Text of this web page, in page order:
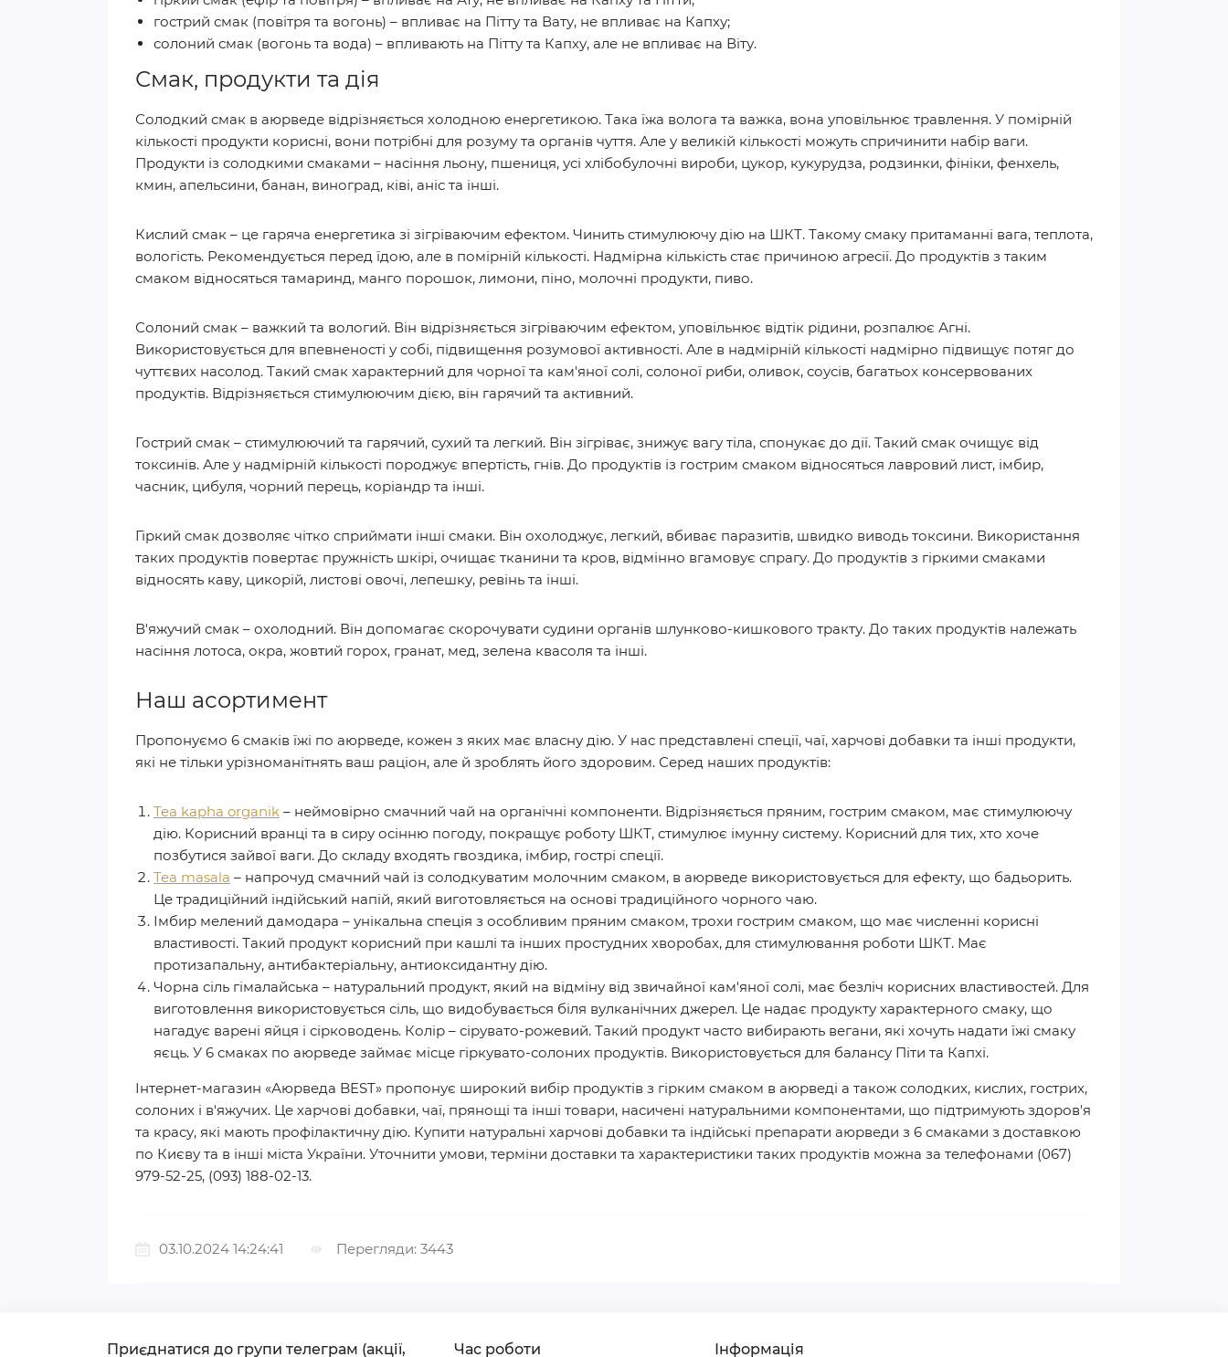
гострий смак (повітря та вогонь) – впливає на Пітту та Вату, не впливає на Капху;
солоний смак (вогонь та вода) – впливають на Пітту та Капху, але не впливає на Віту.
Смак, продукти та дія
Солодкий смак в аюрведе відрізняється холодною енергетикою. Така їжа волога та важка, вона уповільнює травлення. У помірній
кількості продукти корисні, вони потрібні для розуму та органів чуття. Але у великій кількості можуть спричинити набір ваги.
Продукти із солодкими смаками – насіння льону, пшениця, усі хлібобулочні вироби, цукор, кукурудза, родзинки, фініки, фенхель,
кмин, апельсини, банан, виноград, ківі, аніс та інші.
Кислий смак – це гаряча енергетика зі зігріваючим ефектом. Чинить стимулюючу дію на ШКТ. Такому смаку притаманні вага, теплота,
вологість. Рекомендується перед їдою, але в помірній кількості. Надмірна кількість стає причиною агресії. До продуктів з таким
смаком відносяться тамаринд, манго порошок, лимони, піно, молочні продукти, пиво.
Солоний смак – важкий та вологий. Він відрізняється зігріваючим ефектом, уповільнює відтік рідини, розпалює Агні.
Використовується для впевненості у собі, підвищення розумової активності. Але в надмірній кількості надмірно підвищує потяг до
чуттєвих насолод. Такий смак характерний для чорної та кам'яної солі, солоної риби, оливок, соусів, багатьох консервованих
продуктів. Відрізняється стимулюючим дією, він гарячий та активний.
Гострий смак – стимулюючий та гарячий, сухий та легкий. Він зігріває, знижує вагу тіла, спонукає до дії. Такий смак очищує від
токсинів. Але у надмірній кількості породжує впертість, гнів. До продуктів із гострим смаком відносяться лавровий лист, імбир,
часник, цибуля, чорний перець, коріандр та інші.
Гіркий смак дозволяє чітко сприймати інші смаки. Він охолоджує, легкий, вбиває паразитів, швидко виводь токсини. Використання
таких продуктів повертає пружність шкірі, очищає тканини та кров, відмінно вгамовує спрагу. До продуктів з гіркими смаками
відносять каву, цикорій, листові овочі, лепешку, ревінь та інші.
В'яжучий смак – охолодний. Він допомагає скорочувати судини органів шлунково-кишкового тракту. До таких продуктів належать
насіння лотоса, окра, жовтий горох, гранат, мед, зелена квасоля та інші.
Наш асортимент
Пропонуємо 6 смаків їжі по аюрведе, кожен з яких має власну дію. У нас представлені спеції, чаї, харчові добавки та інші продукти,
які не тільки урізноманітнять ваш раціон, але й зроблять його здоровим. Серед наших продуктів:
Tea kapha organik – неймовірно смачний чай на органічні компоненти. Відрізняється пряним, гострим смаком, має стимулюючу
дію. Корисний вранці та в сиру осінню погоду, покращує роботу ШКТ, стимулює імунну систему. Корисний для тих, хто хоче
позбутися зайвої ваги. До складу входять гвоздика, імбир, гострі спеції.
Tea masala – напрочуд смачний чай із солодкуватим молочним смаком, в аюрведе використовується для ефекту, що бадьорить.
Це традиційний індійський напій, який виготовляється на основі традиційного чорного чаю.
Імбир мелений дамодара – унікальна спеція з особливим пряним смаком, трохи гострим смаком, що має численні корисні
властивості. Такий продукт корисний при кашлі та інших простудних хворобах, для стимулювання роботи ШКТ. Має
протизапальну, антибактеріальну, антиоксидантну дію.
Чорна сіль гімалайська – натуральний продукт, який на відміну від звичайної кам'яної солі, має безліч корисних властивостей. Для
виготовлення використовується сіль, що видобувається біля вулканічних джерел. Це надає продукту характерного смаку, що
нагадує варені яйця і сірководень. Колір – сірувато-рожевий. Такий продукт часто вибирають вегани, які хочуть надати їжі смаку
яєць. У 6 смаках по аюрведе займає місце гіркувато-солоних продуктів. Використовується для балансу Піти та Капхі.
Інтернет-магазин «Аюрведа BEST» пропонує широкий вибір продуктів з гірким смаком в аюрведі а також солодких, кислих, гострих,
солоних і в'яжучих. Це харчові добавки, чаї, прянощі та інші товари, насичені натуральними компонентами, що підтримують здоров'я
та красу, які мають профілактичну дію. Купити натуральні харчові добавки та індійські препарати аюрведи з 6 смаками з доставкою
по Києву та в інші міста України. Уточнити умови, терміни доставки та характеристики таких продуктів можна за телефонами (067)
979-52-25, (093) 188-02-13.
03.10.2024 14:24:41 Перегляди: 3443
Приєднатися до групи телеграм (акції, Час роботи Інформація